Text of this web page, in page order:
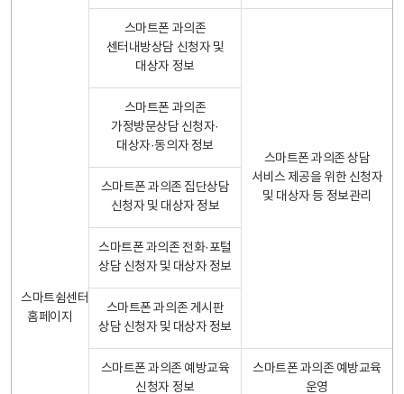
스마트쉼센터
홈페이지
스마트폰 과의존
센터내방상담 신청자 및
대상자 정보
스마트폰 과의존 상담
서비스 제공을 위한 신청자
및 대상자 등 정보관리
스마트폰 과의존
가정방문상담 신청자·
대상자·동의자 정보
스마트폰 과의존 집단상담
신청자 및 대상자 정보
스마트폰 과의존 전화·포털
상담 신청자 및 대상자 정보
스마트폰 과의존 게시판
상담 신청자 및 대상자 정보
스마트폰 과의존 예방교육
신청자 정보
스마트폰 과의존 예방교육
운영